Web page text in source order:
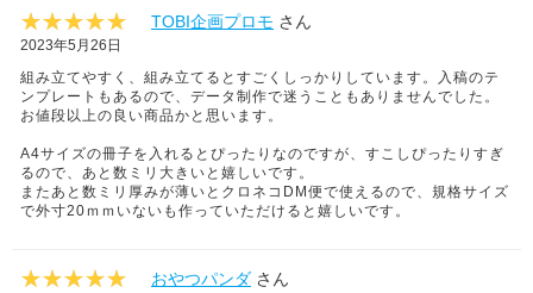
TOBI企画プロモ さん
2023年5月26日
組み立てやすく、組み立てるとすごくしっかりしています。入稿のテ
ンプレートもあるので、データ制作で迷うこともありませんでした。
お値段以上の良い商品かと思います。
A4サイズの冊子を入れるとぴったりなのですが、すこしぴったりすぎ
るので、あと数ミリ大きいと嬉しいです。
またあと数ミリ厚みが薄いとクロネコDM便で使えるので、規格サイズ
で外寸20ｍｍいないも作っていただけると嬉しいです。
おやつパンダ さん